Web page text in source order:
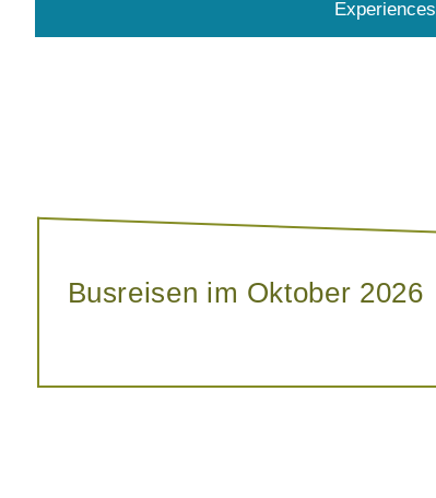
Experiences
Busreisen im Oktober 2026